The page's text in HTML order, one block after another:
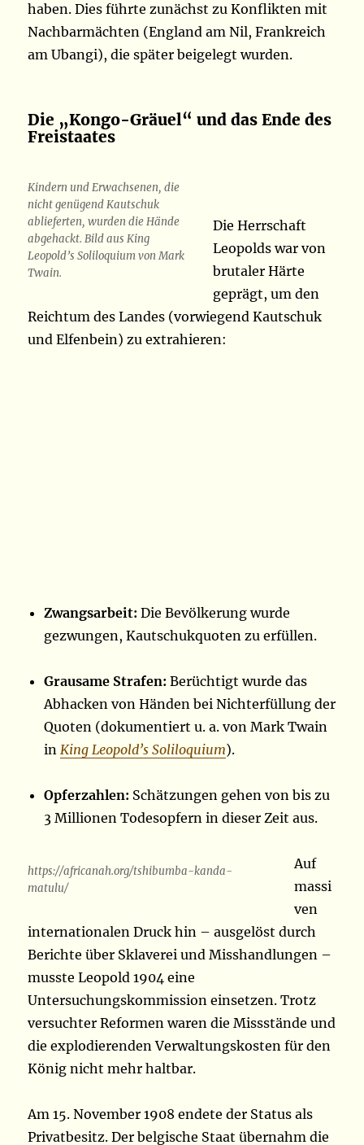
haben. Dies führte zunächst zu Konflikten mit
Nachbarmächten (England am Nil, Frankreich
am Ubangi), die später beigelegt wurden.
Die „Kongo-Gräuel“ und das Ende des
Freistaates
Kindern und Erwachsenen, die
nicht genügend Kautschuk
ablieferten, wurden die Hände
abgehackt. Bild aus King
Leopold’s Soliloquium von Mark
Twain.
Die Herrschaft
Leopolds war von
brutaler Härte
geprägt, um den
Reichtum des Landes (vorwiegend Kautschuk
und Elfenbein) zu extrahieren:
Zwangsarbeit: Die Bevölkerung wurde
gezwungen, Kautschukquoten zu erfüllen.
Grausame Strafen: Berüchtigt wurde das
Abhacken von Händen bei Nichterfüllung der
Quoten (dokumentiert u. a. von Mark Twain
inKing Leopold’s Soliloquium).
Opferzahlen: Schätzungen gehen von bis zu
3 Millionen Todesopfern in dieser Zeit aus.
https://africanah.org/tshibumba-kanda-
matulu/
Auf
massi
ven
internationalen Druck hin – ausgelöst durch
Berichte über Sklaverei und Misshandlungen –
musste Leopold 1904 eine
Untersuchungskommission einsetzen. Trotz
versuchter Reformen waren die Missstände und
die explodierenden Verwaltungskosten für den
König nicht mehr haltbar.
Am 15. November 1908 endete der Status als
Privatbesitz. Der belgische Staat übernahm die